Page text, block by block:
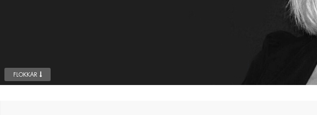
FLOKKAR